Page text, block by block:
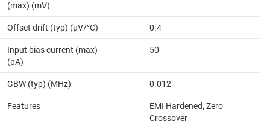
(max) (mV)
Offset drift (typ) (µV/°C) 0.4
Input bias current (max)
(pA)
50
GBW (typ) (MHz) 0.012
Features
EMI Hardened, Zero
Crossover